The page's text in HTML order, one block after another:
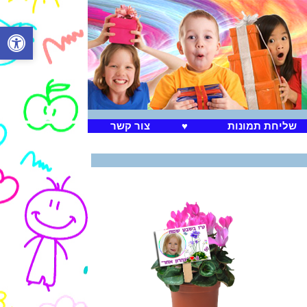
שליחת תמונות ♥ צור קשר